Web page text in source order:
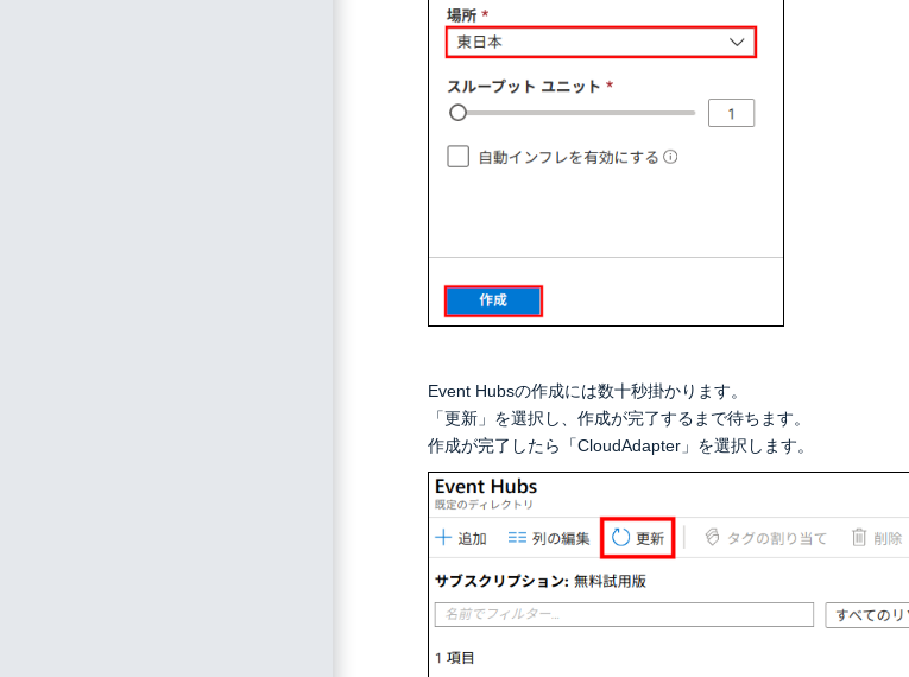
Event Hubsの作成には数十秒掛かります。
「更新」を選択し、作成が完了するまで待ちます。
作成が完了したら「CloudAdapter」を選択します。